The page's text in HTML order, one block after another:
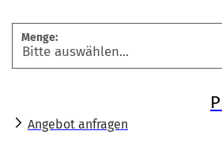
Menge:
Angebot anfragen